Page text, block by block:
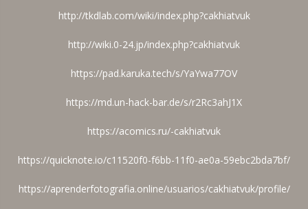
http://tkdlab.com/wiki/index.php?cakhiatvuk
http://wiki.0-24.jp/index.php?cakhiatvuk
https://pad.karuka.tech/s/YaYwa77OV
https://md.un-hack-bar.de/s/r2Rc3ahJ1X
https://acomics.ru/-cakhiatvuk
https://quicknote.io/c11520f0-f6bb-11f0-ae0a-59ebc2bda7bf/
https://aprenderfotografia.online/usuarios/cakhiatvuk/profile/